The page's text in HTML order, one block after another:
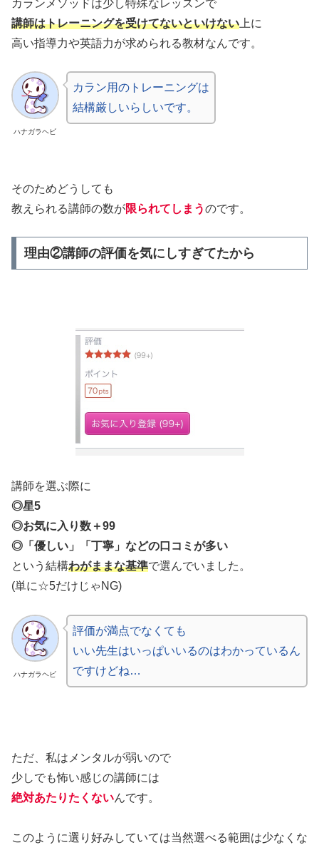
カランメソッドは少し特殊なレッスンで
講師はトレーニングを受けてないといけない 上に
高い指導力や英語力が求められる教材なんです。
ハナガラヘビ
カラン用のトレーニングは
結構厳しいらしいです。
そのためどうしても
教えられる講師の数が限られてしまうのです。
理由②講師の評価を気にしすぎてたから
講師を選ぶ際に
◎星5
◎お気に入り数＋99
◎「優しい」「丁寧」などの口コミが多い
という結構わがままな基準で選んでいました。
(単に☆5だけじゃNG)
ハナガラヘビ
評価が満点でなくても
いい先生はいっぱいいるのはわかっているん
ですけどね…
ただ、私はメンタルが弱いので
少しでも怖い感じの講師には
絶対あたりたくないんです。
このように選り好みしていては当然選べる範囲は少なくな